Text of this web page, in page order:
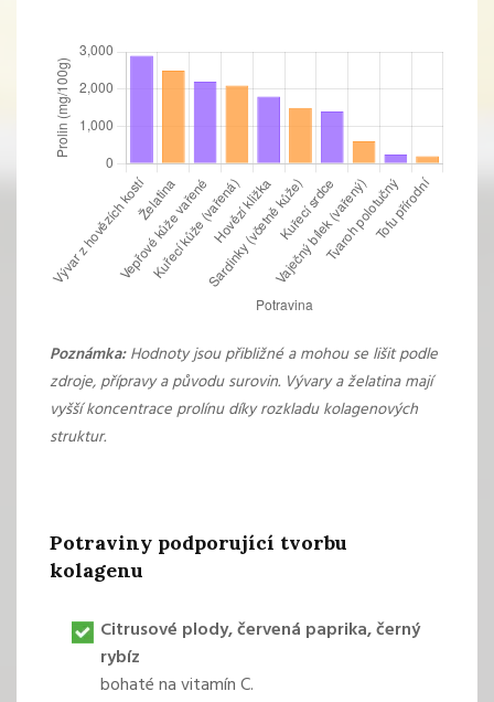
Poznámka:Hodnoty jsou přibližné a mohou se lišit podle
zdroje, přípravy a původu surovin. Vývary a želatina mají
vyšší koncentrace prolínu díky rozkladu kolagenových
struktur.
Potraviny podporující tvorbu
kolagenu
Citrusové plody, červená paprika,černý
rybíz
bohaté na vitamín C.